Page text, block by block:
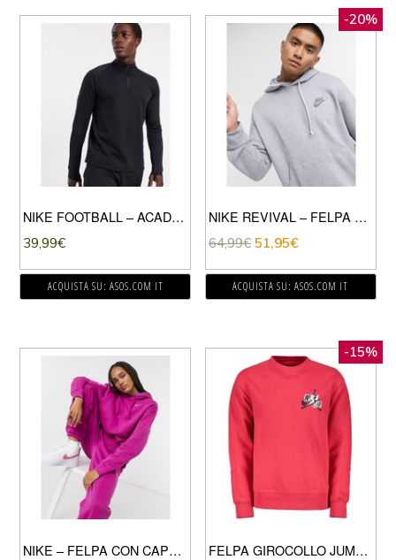
NIKE FOOTBALL – ACADEMY DRILL – TOP NERO
39,99€
ACQUISTA SU: ASOS.COM IT
-20%
NIKE REVIVAL – FELPA CON CAPPUCCIO BLU NAVY PALLIDO
64,99€ 51,95€
ACQUISTA SU: ASOS.COM IT
NIKE – FELPA CON CAPPUCCIO OVERSIZE VIOLA CON MINI LOGO NIKE
-15%
FELPA GIROCOLLO JUMPMAN CLASSICS